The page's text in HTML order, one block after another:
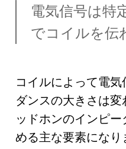
電気信号は特
でコイルを伝
コイルによって電
ダンスの大きさは
ッドホンのインピ
める主な要素になり